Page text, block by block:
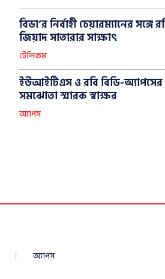
বিডা’র নির্বাহী চেয়ারম্যানের সঙ্গে
জিয়াদ সাতারার সাক্ষাৎ
টেলিকম
ইউআইটিএস ও রবি বিডি-অ্যাপসের
সমঝোতা স্মারক স্বাক্ষর
অ্যাপস
অ্যাপস